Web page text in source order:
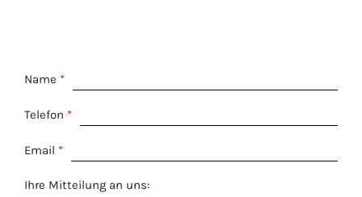
Name *
Telefon *
Email *
Ihre Mitteilung an uns: